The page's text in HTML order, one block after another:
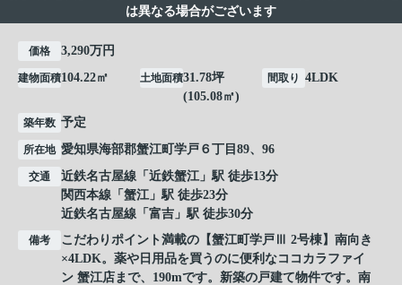
は異なる場合がございます
価格 3,290万円
建物面積104.22㎡ 土地面積31.78坪
(105.08㎡)
間取り 4LDK
築年数 予定
所在地 愛知県海部郡蟹江町学戸 ６丁目89、96
交通 近鉄名古屋線 「近鉄蟹江 」駅 徒歩13分
関西本線 「蟹江 」駅 徒歩23分
近鉄名古屋線 「富吉 」駅 徒歩30分
備考
こだわりポイント満載の【蟹江町学戸Ⅲ 2号棟】南向き
×4LDK。薬や日用品を買うのに便利なココカラファイ
ン 蟹江店まで、190mです。新築の戸建て物件です。南